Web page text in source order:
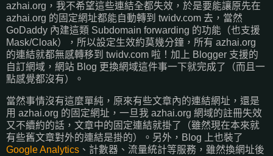
azhai.org，我不希望這些連結全都失效，於是要能讓原先在
azhai.org 的固定網址都能自動轉到 twidv.com 去，當然
GoDaddy 內建這類 Subdomain forwarding 的功能（也支援
Mask/Cloak），所以設定生效約莫幾分鐘，所有 azhai.org
的連結就都無感轉移到 twidv.com 啦！加上 Blogger 支援的
自訂網域，網站 Blog 更換網域這件事一下就完成了（而且一
點感覺都沒有）。
當然事情沒有這麼單純，原來有些文章內的連結網址，還是
用 azhai.org 的固定網址，一旦我 azhai.org 網域的註冊失效
又不續約的話，文章中的固定連結就掛了（雖然現在本來就
有些舊文章對外的連結是掛的）。另外，Blog 上也裝了
Google Analytics 、計數器、流量統計等服務，雖然換網址後